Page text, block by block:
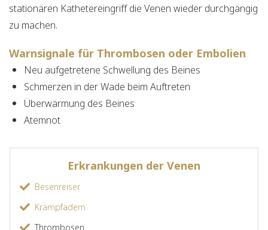
stationären Kathetereingriff die Venen wieder durchgängig
zu machen.
Warnsignale für Thrombosen oder Embolien
Neu aufgetretene Schwellung des Beines
Schmerzen in der Wade beim Auftreten
Überwärmung des Beines
Atemnot
Erkrankungen der Venen
Besenreiser
Krampfadern
Thrombosen